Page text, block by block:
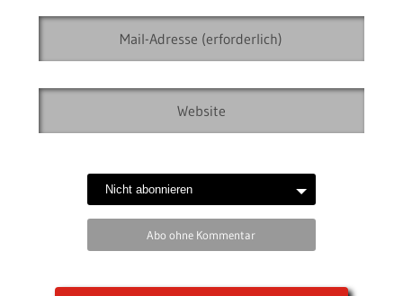
Abo ohne Kommentar